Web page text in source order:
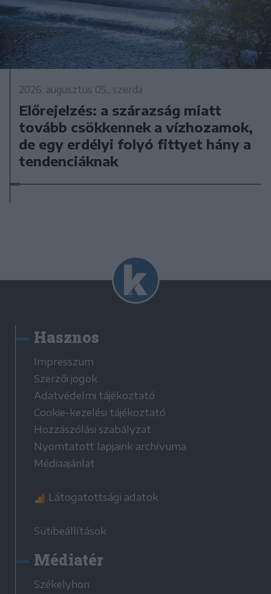
2026. augusztus 05., szerda
Előrejelzés: a szárazság miatt
tovább csökkennek a vízhozamok,
de egy erdélyi folyó fittyet hány a
tendenciáknak
Hasznos
Impresszum
Szerzői jogok
Adatvédelmi tájékoztató
Cookie-kezelési tájékoztató
Hozzászólási szabályzat
Nyomtatott lapjaink archívuma
Médiaajánlat
Látogatottsági adatok
Sütibeállítások
Médiatér
Székelyhon